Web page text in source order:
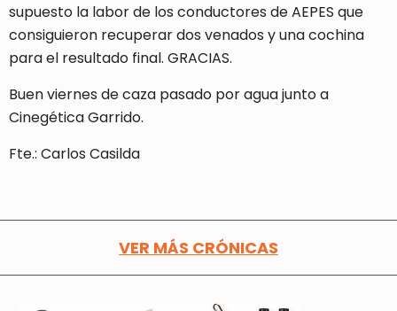
supuesto la labor de los conductores de AEPES que
consiguieron recuperar dos venados y una cochina
para el resultado final. GRACIAS.
Buen viernes de caza pasado por agua junto a
Cinegética Garrido.
Fte.: Carlos Casilda
VER MÁS CRÓNICAS